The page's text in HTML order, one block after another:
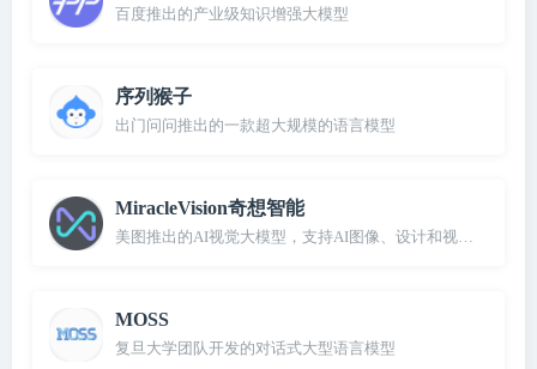
百度推出的产业级知识增强大模型
序列猴子
出门问问推出的一款超大规模的语言模型
MiracleVision奇想智能
美图推出的AI视觉大模型，支持AI图像、设计和视频创作
MOSS
复旦大学团队开发的对话式大型语言模型